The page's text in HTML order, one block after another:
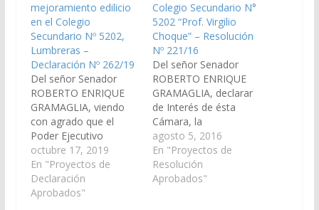
mejoramiento edilicio
en el Colegio
Secundario Nº 5202,
Lumbreras –
Declaración Nº 262/19
Del señor Senador
ROBERTO ENRIQUE
GRAMAGLIA, viendo
con agrado que el
Poder Ejecutivo
Provincial, a través del
Ministerio de
Educación, Ciencia y
Tecnología, arbitre los
octubre 17, 2019
En "Proyectos de
Declaración
Aprobados"
Colegio Secundario N°
5202 “Prof. Virgilio
Choque” – Resolución
Nº 221/16
Del señor Senador
ROBERTO ENRIQUE
GRAMAGLIA, declarar
de Interés de ésta
Cámara, la
inauguración del nuevo
edificio que alberga al
Colegio Secundario N°
5202 "Prof. Virgilio
agosto 5, 2016
En "Proyectos de
Resolución
Aprobados"